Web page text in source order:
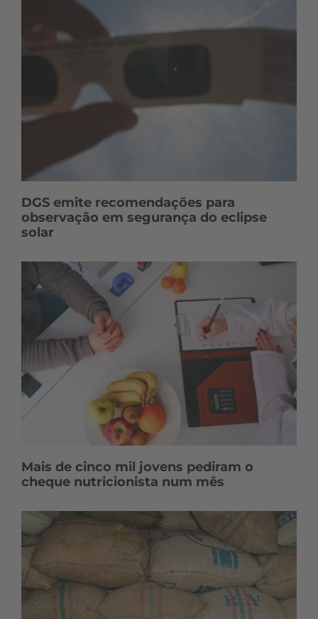
DGS emite recomendações para
observação em segurança do eclipse
solar
Mais de cinco mil jovens pediram o
cheque nutricionista num mês